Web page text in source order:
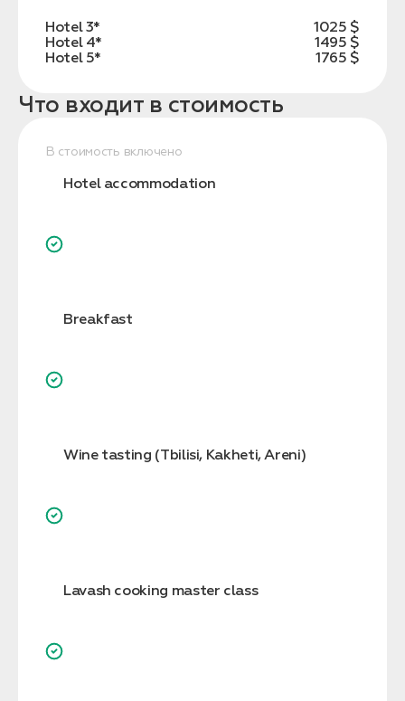
Hotel 3*
1025 $
Hotel 4*
1495 $
Hotel 5*
1765 $
Что входит в стоимость
В стоимость включено
Hotel accommodation
Breakfast
Wine tasting (Tbilisi, Kakheti, Areni)
Lavash cooking master class